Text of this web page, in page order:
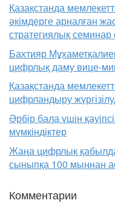
Қазақстанда
әкімдерге арналған
стратегиялық семинар
Бахтияр
цифрлық даму вице-
Қазақстанда
цифрландыру
Әрбір бала үшін
мүмкіндіктер
Жаңа цифрлық
сыныпқа 100 мыңнан
Комментарии